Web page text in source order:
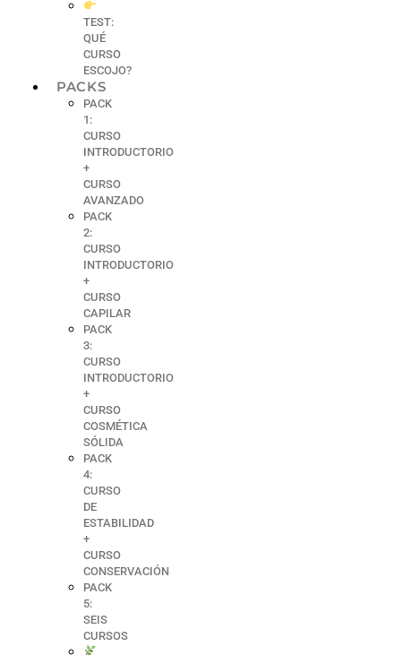
TEST:
QUÉ
CURSO
ESCOJO?
PACKS
PACK
1:
CURSO
INTRODUCTORIO
+
CURSO
AVANZADO
PACK
2:
CURSO
INTRODUCTORIO
+
CURSO
CAPILAR
PACK
3:
CURSO
INTRODUCTORIO
+
CURSO
COSMÉTICA
SÓLIDA
PACK
4:
CURSO
DE
ESTABILIDAD
+
CURSO
CONSERVACIÓN
PACK
5:
SEIS
CURSOS